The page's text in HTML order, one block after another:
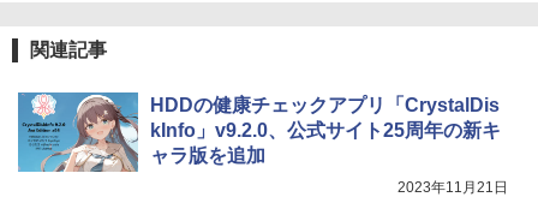
関連記事
HDDの健康チェックアプリ「CrystalDis
kInfo」v9.2.0、公式サイト25周年の新キ
ャラ版を追加
2023年11月21日